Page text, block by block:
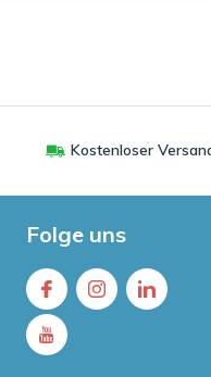
Kostenloser
Folge uns